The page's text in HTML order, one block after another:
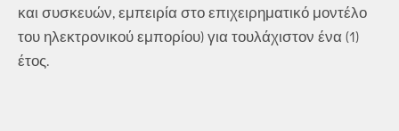
και συσκευών, εμπειρία στο επιχειρηματικό μοντέλο
του ηλεκτρονικού εμπορίου) για τουλάχιστον ένα (1)
έτος.